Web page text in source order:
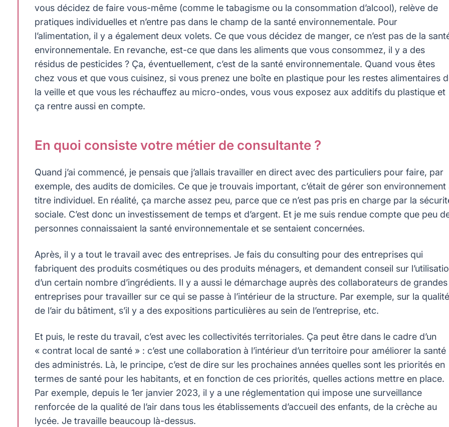
vous décidez de faire vous-même (comme le tabagisme ou la consommation d’alcool), relève de
pratiques individuelles et n’entre pas dans le champ de la santé environnementale. Pour
l’alimentation, il y a également deux volets. Ce que vous décidez de manger, ce n’est pas de la
environnementale. En revanche, est-ce que dans les aliments que vous consommez, il y a des
résidus de pesticides ? Ça, éventuellement, c’est de la santé environnementale. Quand vous êtes
chez vous et que vous cuisinez, si vous prenez une boîte en plastique pour les restes alimentaires
la veille et que vous les réchauffez au micro-ondes, vous vous exposez aux additifs du plastique et
ça rentre aussi en compte.
En quoi consiste votre métier de consultante ?
Quand j’ai commencé, je pensais que j’allais travailler en direct avec des particuliers pour faire, par
exemple, des audits de domiciles. Ce que je trouvais important, c’était de gérer son environnement
titre individuel. En réalité, ça marche assez peu, parce que ce n’est pas pris en charge par la
sociale. C’est donc un investissement de temps et d’argent. Et je me suis rendue compte que peu
personnes connaissaient la santé environnementale et se sentaient concernées.
Après, il y a tout le travail avec des entreprises. Je fais du consulting pour des entreprises qui
fabriquent des produits cosmétiques ou des produits ménagers, et demandent conseil sur
d’un certain nombre d’ingrédients. Il y a aussi le démarchage auprès des collaborateurs de grandes
entreprises pour travailler sur ce qui se passe à l’intérieur de la structure. Par exemple, sur la qualité
de l’air du bâtiment, s’il y a des expositions particulières au sein de l’entreprise, etc.
Et puis, le reste du travail, c’est avec les collectivités territoriales. Ça peut être dans le cadre d’un
« contrat local de santé » : c’est une collaboration à l’intérieur d’un territoire pour améliorer la santé
des administrés. Là, le principe, c’est de dire sur les prochaines années quelles sont les priorités en
termes de santé pour les habitants, et en fonction de ces priorités, quelles actions mettre en place.
Par exemple, depuis le 1er janvier 2023, il y a une réglementation qui impose une surveillance
renforcée de la qualité de l’air dans tous les établissements d’accueil des enfants, de la crèche au
lycée. Je travaille beaucoup là-dessus.